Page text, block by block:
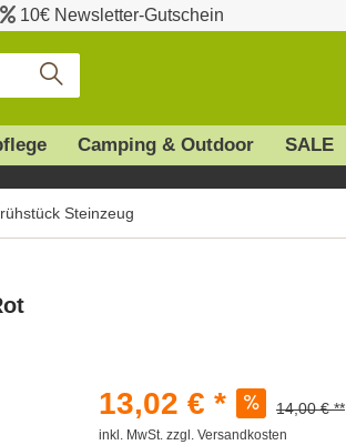
10€ Newsletter-Gutschein
Camping & Outdoor SALE
Steinzeug
13,02 € * 14,00 € **
inkl. MwSt. zzgl. Versandkosten